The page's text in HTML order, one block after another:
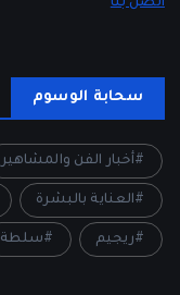
اتصل بنا
سحابة الوسوم
أخبار الفن والمشاهير
العناية بالبشرة
ريجيم سلطة